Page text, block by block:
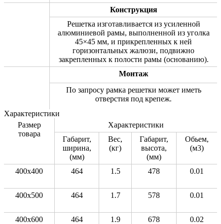
Конструкция
Решетка изготавливается из усиленной
алюминиевой рамы, выполненной из уголка
45×45 мм, и прикрепленных к ней
горизонтальных жалюзи, подвижно
закрепленных к полости рамы (основанию).
Монтаж
По запросу рамка решетки может иметь
отверстия под крепеж.
Характеристики
Размер
товара
Характеристики
Габарит,
ширина,
(мм)
Вес,
(кг)
Габарит,
высота,
(мм)
Обьем,
(м3)
400x400 464 1.5 478 0.01
400x500 464 1.7 578 0.01
400x600 464 1.9 678 0.02